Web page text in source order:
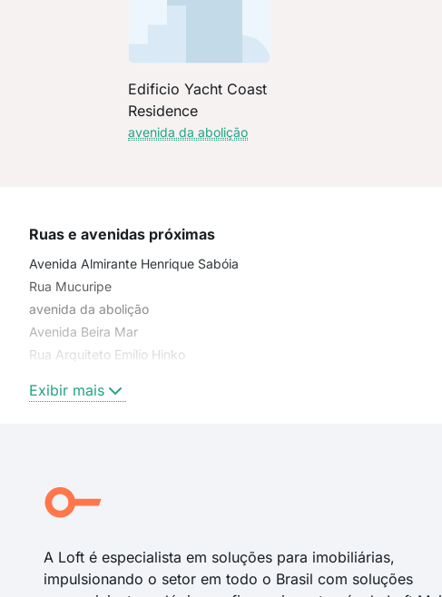
Edificio Yacht Coast
Residence
avenida da abolição
Ruas e avenidas próximas
Avenida Almirante Henrique Sabóia
Rua Mucuripe
avenida da abolição
Avenida Beira Mar
Rua Arquiteto Emílio Hinko
Beira Mar
Rua P
Rua Juvêncio Vasconcelos
Exibir mais
A Loft é especialista em soluções para imobiliárias,
impulsionando o setor em todo o Brasil com soluções